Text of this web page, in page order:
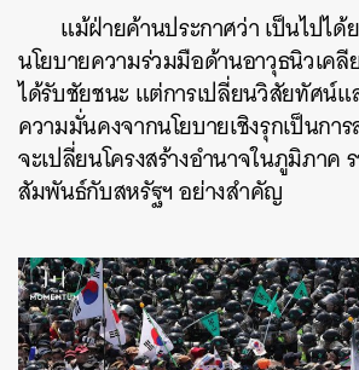
แม้ฝ่ายค้านประกาศว่า เป็นไปได้
นโยบายความร่วมมือด้านอาวุธนิวเค
ได้รับชัยชนะ แต่การเปลี่ยนวิสัยทัศน์แ
ความมั่นคงจากนโยบายเชิงรุกเป็นกา
จะเปลี่ยนโครงสร้างอำนาจในภูมิภาค
สัมพันธ์กับสหรัฐฯ อย่างสำคัญ